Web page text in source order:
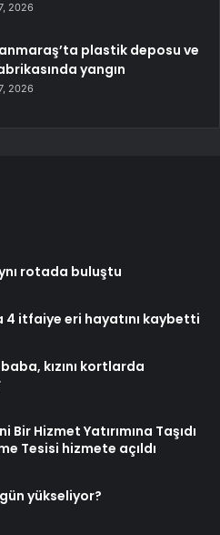
2026
plastik deposu ve
yangın
2026
rotada buluştu
4 itfaiye eri hayatını kaybetti
kızını kortlarda
Bir Hizmet Yatırımına Taşıdı
Tesisi hizmete açıldı
yükseliyor?